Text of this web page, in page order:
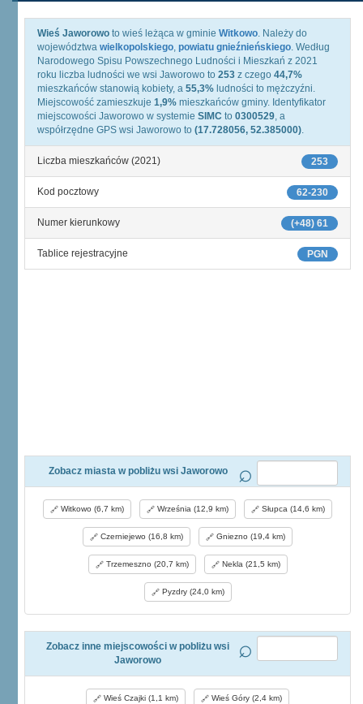
Wieś Jaworowo to wieś leżąca w gminie Witkowo. Należy do
województwa wielkopolskiego, powiatu gnieźnieńskiego. Według
Narodowego Spisu Powszechnego Ludności i Mieszkań z 2021
roku liczba ludności we wsi Jaworowo to 253 z czego 44,7%
mieszkańców stanowią kobiety, a 55,3% ludności to mężczyźni.
Miejscowość zamieszkuje 1,9% mieszkańców gminy. Identyfikator
miejscowości Jaworowo w systemie SIMC to 0300529, a
współrzędne GPS wsi Jaworowo to (17.728056, 52.385000).
253
Liczba mieszkańców (2021)
62-230
Kod pocztowy
(+48) 61
Numer kierunkowy
PGN
Tablice rejestracyjne
Zobacz miasta w pobliżu wsi Jaworowo
Witkowo (6,7 km) Września (12,9 km) Słupca (14,6 km)
Czerniejewo (16,8 km) Gniezno (19,4 km)
Trzemeszno (20,7 km) Nekla (21,5 km)
Pyzdry (24,0 km)
Zobacz inne miejscowości w pobliżu wsi
Jaworowo
Wieś Czajki (1,1 km) Wieś Góry (2,4 km)